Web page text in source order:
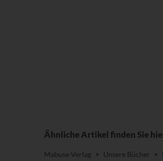
Ähnliche Artikel finden Sie
Mabuse-Verlag > Unsere Bücher >